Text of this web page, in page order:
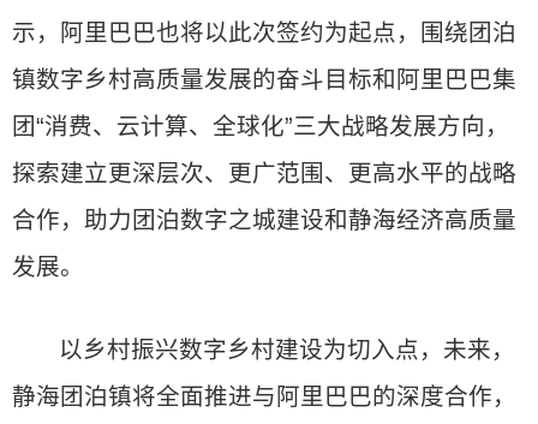
示，阿里巴巴也将以此次签约为起点，围绕团泊
镇数字乡村高质量发展的奋斗目标和阿里巴巴集
团“消费、云计算、全球化”三大战略发展方向，
探索建立更深层次、更广范围、更高水平的战略
合作，助力团泊数字之城建设和静海经济高质量
发展。
以乡村振兴数字乡村建设为切入点，未来，
静海团泊镇将全面推进与阿里巴巴的深度合作，